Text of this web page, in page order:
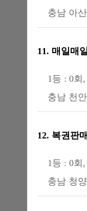
충남 아
11. 매일매
1등 : 0회
충남 천
12. 복권판매
1등 : 0회
충남 청